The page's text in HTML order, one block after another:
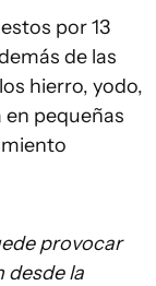
por 13
de las
hierro, yodo,
en pequeñas
provocar
desde la